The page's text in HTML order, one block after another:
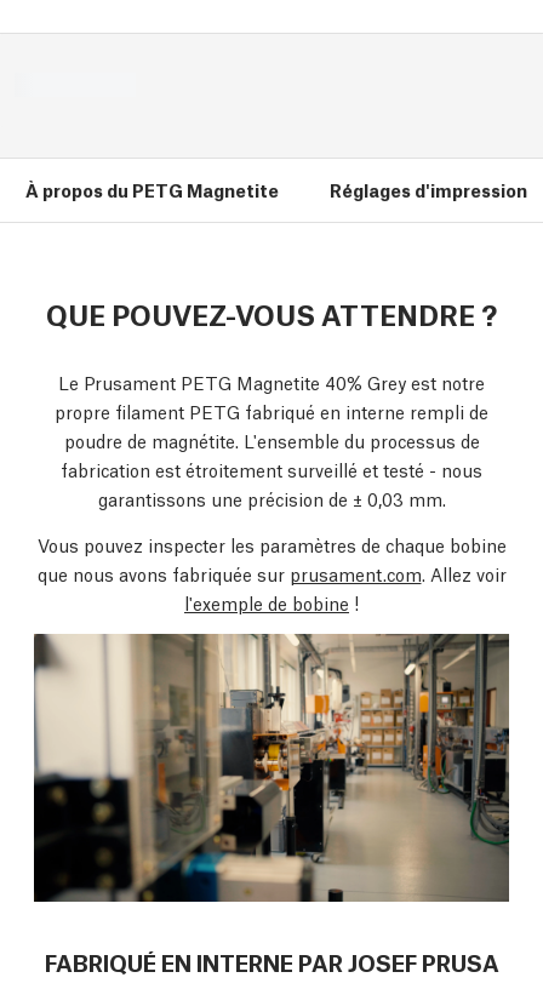
À propos du PETG Magnetite Réglages d'impression
QUE POUVEZ-VOUS ATTENDRE ?
Le Prusament PETG Magnetite 40% Grey est notre
propre filament PETG fabriqué en interne rempli de
poudre de magnétite. L'ensemble du processus de
fabrication est étroitement surveillé et testé - nous
garantissons une précision de ± 0,03 mm.
Vous pouvez inspecter les paramètres de chaque bobine
que nous avons fabriquée sur prusament.com. Allez voir
l'exemple de bobine !
FABRIQUÉ EN INTERNE PAR JOSEF PRUSA